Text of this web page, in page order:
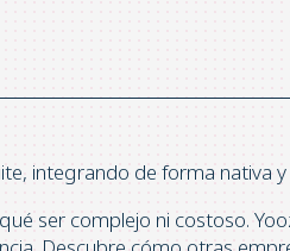
integrando de forma nativa y
ser complejo ni costoso.